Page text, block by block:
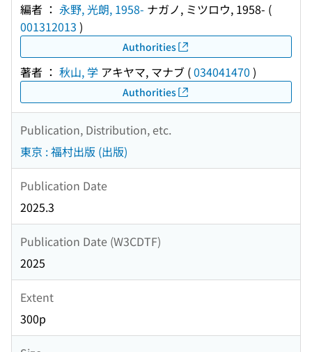
編者 ： 永野, 光朗, 1958- ナガノ, ミツロウ, 1958- (
001312013 )
Authorities
著者 ： 秋山, 学 アキヤマ, マナブ (034041470 )
Authorities
Publication, Distribution, etc.
東京 : 福村出版 (出版)
Publication Date
2025.3
Publication Date (W3CDTF)
2025
Extent
300p